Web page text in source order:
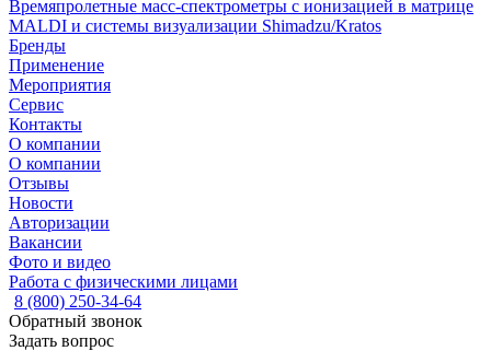
Времяпролетные масс-спектрометры с ионизацией в матрице
MALDI и системы визуализации Shimadzu/Kratos
Бренды
Применение
Мероприятия
Сервис
Контакты
О компании
О компании
Отзывы
Новости
Авторизации
Вакансии
Фото и видео
Работа с физическими лицами
8 (800) 250-34-64
Обратный звонок
Задать вопрос